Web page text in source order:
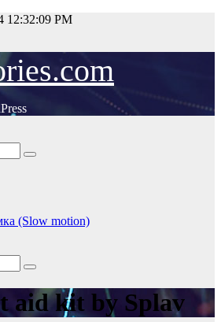
12:32:09 PM
(Slow motion)
aid kit by Splav